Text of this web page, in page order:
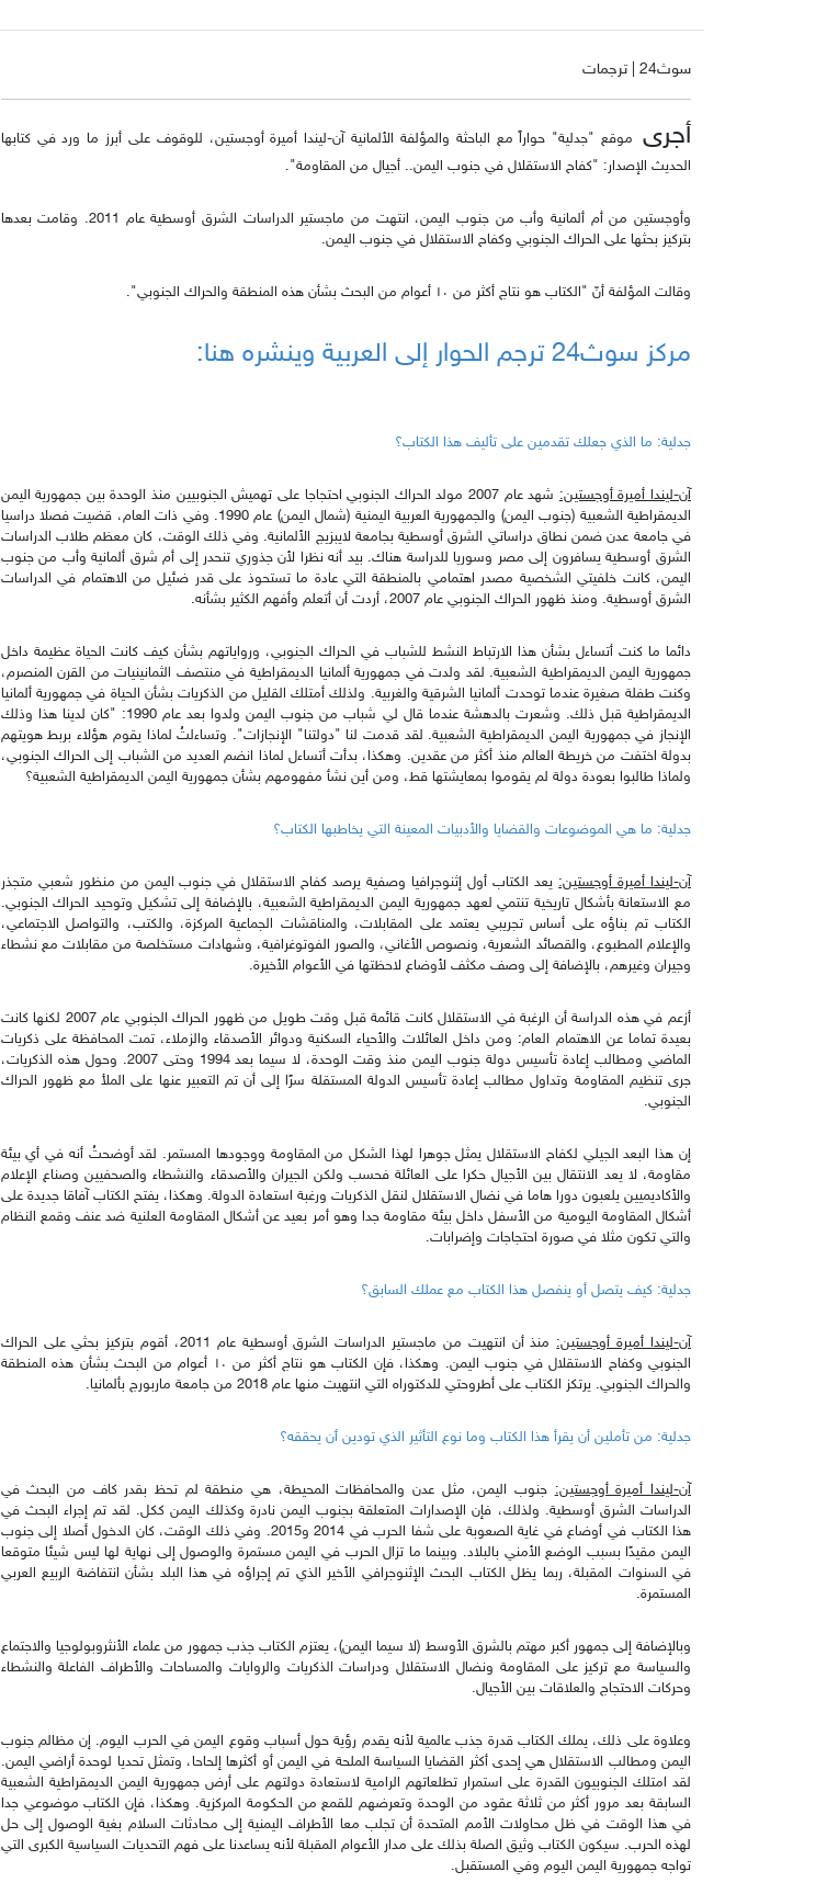
سوث24 | ترجمات
أجرى
موقع "جدلية" حواراً مع الباحثة والمؤلفة الألمانية آن-ليندا أميرة أوجستين، للوقوف على أبرز ما ورد في كتابها
الحديث الإصدار: "كفاح الاستقلال في جنوب اليمن.. أجيال من المقاومة".
وأوجستين من أم ألمانية وأب من جنوب اليمن، انتهت من ماجستير الدراسات الشرق أوسطية عام 2011. وقامت بعدها
بتركيز بحثها على الحراك الجنوبي وكفاح الاستقلال في جنوب اليمن.
وقالت المؤلفة أنّ "الكتاب هو نتاج أكثر من ١٠ أعوام من البحث بشأن هذه المنطقة والحراك الجنوبي".
مركز سوث24 ترجم الحوار إلى العربية وينشره هنا:
جدلية: ما الذي جعلك تقدمين على تأليف هذا الكتاب؟
آن-ليندا أميرة أوجستين:
شهد عام 2007 مولد الحراك الجنوبي احتجاجا على تهميش الجنوبيين منذ الوحدة بين جمهورية اليمن
الديمقراطية الشعبية (جنوب اليمن) والجمهورية العربية اليمنية (شمال اليمن) عام 1990. وفي ذات العام، قضيت فصلا دراسيا
في جامعة عدن ضمن نطاق دراساتي الشرق أوسطية بجامعة لايبزيج الألمانية. وفي ذلك الوقت، كان معظم طلاب الدراسات
الشرق أوسطية يسافرون إلى مصر وسوريا للدراسة هناك. بيد أنه نظرا لأن جذوري تنحدر إلى أم شرق ألمانية وأب من جنوب
اليمن، كانت خلفيتي الشخصية مصدر اهتمامي بالمنطقة التي عادة ما تستحوذ على قدر ضئيل من الاهتمام في الدراسات
الشرق أوسطية. ومنذ ظهور الحراك الجنوبي عام 2007، أردت أن أتعلم وأفهم الكثير بشأنه.
دائما ما كنت أتساءل بشأن هذا الارتباط النشط للشباب في الحراك الجنوبي، ورواياتهم بشأن كيف كانت الحياة عظيمة داخل
جمهورية اليمن الديمقراطية الشعبية. لقد ولدت في جمهورية ألمانيا الديمقراطية في منتصف الثمانينيات من القرن المنصرم،
وكنت طفلة صغيرة عندما توحدت ألمانيا الشرقية والغربية. ولذلك أمتلك القليل من الذكريات بشأن الحياة في جمهورية ألمانيا
الديمقراطية قبل ذلك. وشعرت بالدهشة عندما قال لي شباب من جنوب اليمن ولدوا بعد عام 1990: "كان لدينا هذا وذلك
الإنجاز في جمهورية اليمن الديمقراطية الشعبية. لقد قدمت لنا "دولتنا" الإنجازات". وتساءلتُ لماذا يقوم هؤلاء بربط هويتهم
بدولة اختفت من خريطة العالم منذ أكثر من عقدين. وهكذا، بدأت أتساءل لماذا انضم العديد من الشباب إلى الحراك الجنوبي،
ولماذا طالبوا بعودة دولة لم يقوموا بمعايشتها قط، ومن أين نشأ مفهومهم بشأن جمهورية اليمن الديمقراطية الشعبية؟
جدلية: ما هي الموضوعات والقضايا والأدبيات المعينة التي يخاطبها الكتاب؟
آن-ليندا أميرة أوجستين: يعد الكتاب أول إثنوجرافيا وصفية يرصد كفاح الاستقلال في جنوب اليمن من منظور شعبي متجذر
مع الاستعانة بأشكال تاريخية تنتمي لعهد جمهورية اليمن الديمقراطية الشعبية، بالإضافة إلى تشكيل وتوحيد الحراك الجنوبي.
الكتاب تم بناؤه على أساس تجريبي يعتمد على المقابلات، والمناقشات الجماعية المركزة، والكتب، والتواصل الاجتماعي،
والإعلام المطبوع، والقصائد الشعرية، ونصوص الأغاني، والصور الفوتوغرافية، وشهادات مستخلصة من مقابلات مع نشطاء
وجيران وغيرهم، بالإضافة إلى وصف مكثف لأوضاع لاحظتها في الأعوام الأخيرة.
أزعم في هذه الدراسة أن الرغبة في الاستقلال كانت قائمة قبل وقت طويل من ظهور الحراك الجنوبي عام 2007 لكنها كانت
بعيدة تماما عن الاهتمام العام: ومن داخل العائلات والأحياء السكنية ودوائر الأصدقاء والزملاء، تمت المحافظة على ذكريات
الماضي ومطالب إعادة تأسيس دولة جنوب اليمن منذ وقت الوحدة، لا سيما بعد 1994 وحتى 2007. وحول هذه الذكريات،
جرى تنظيم المقاومة وتداول مطالب إعادة تأسيس الدولة المستقلة سرًا إلى أن تم التعبير عنها على الملأ مع ظهور الحراك
الجنوبي.
إن هذا البعد الجيلي لكفاح الاستقلال يمثل جوهرا لهذا الشكل من المقاومة ووجودها المستمر. لقد أوضحتُ أنه في أي بيئة
مقاومة، لا يعد الانتقال بين الأجيال حكرا على العائلة فحسب ولكن الجيران والأصدقاء والنشطاء والصحفيين وصناع الإعلام
والأكاديميين يلعبون دورا هاما في نضال الاستقلال لنقل الذكريات ورغبة استعادة الدولة. وهكذا، يفتح الكتاب آفاقا جديدة على
أشكال المقاومة اليومية من الأسفل داخل بيئة مقاومة جدا وهو أمر بعيد عن أشكال المقاومة العلنية ضد عنف وقمع النظام
والتي تكون مثلا في صورة احتجاجات وإضرابات.
جدلية: كيف يتصل أو ينفصل هذا الكتاب مع عملك السابق؟
آن-ليندا أميرة أوجستين:
منذ أن انتهيت من ماجستير الدراسات الشرق أوسطية عام 2011، أقوم بتركيز بحثي على الحراك
الجنوبي وكفاح الاستقلال في جنوب اليمن. وهكذا، فإن الكتاب هو نتاج أكثر من ١٠ أعوام من البحث بشأن هذه المنطقة
والحراك الجنوبي. يرتكز الكتاب على أطروحتي للدكتوراه التي انتهيت منها عام 2018 من جامعة ماربورج بألمانيا.
جدلية: من تأملين أن يقرأ هذا الكتاب وما نوع التأثير الذي تودين أن يحققه؟
آن-ليندا أميرة أوجستين: جنوب اليمن، مثل عدن والمحافظات المحيطة، هي منطقة لم تحظ بقدر كاف من البحث في
الدراسات الشرق أوسطية. ولذلك، فإن الإصدارات المتعلقة بجنوب اليمن نادرة وكذلك اليمن ككل. لقد تم إجراء البحث في
هذا الكتاب في أوضاع في غاية الصعوبة على شفا الحرب في 2014 و2015. وفي ذلك الوقت، كان الدخول أصلا إلى جنوب
اليمن مقيدًا بسبب الوضع الأمني بالبلاد. وبينما ما تزال الحرب في اليمن مستمرة والوصول إلى نهاية لها ليس شيئا متوقعا
في السنوات المقبلة، ربما يظل الكتاب البحث الإثنوجرافي الأخير الذي تم إجراؤه في هذا البلد بشأن انتفاضة الربيع العربي
المستمرة.
وبالإضافة إلى جمهور أكبر مهتم بالشرق الأوسط (لا سيما اليمن)، يعتزم الكتاب جذب جمهور من علماء الأنثروبولوجيا والاجتماع
والسياسة مع تركيز على المقاومة ونضال الاستقلال ودراسات الذكريات والروايات والمساحات والأطراف الفاعلة والنشطاء
وحركات الاحتجاج والعلاقات بين الأجيال.
وعلاوة على ذلك، يملك الكتاب قدرة جذب عالمية لأنه يقدم رؤية حول أسباب وقوع اليمن في الحرب اليوم. إن مظالم جنوب
اليمن ومطالب الاستقلال هي إحدى أكثر القضايا السياسة الملحة في اليمن أو أكثرها إلحاحا، وتمثل تحديا لوحدة أراضي اليمن.
لقد امتلك الجنوبيون القدرة على استمرار تطلعاتهم الرامية لاستعادة دولتهم على أرض جمهورية اليمن الديمقراطية الشعبية
السابقة بعد مرور أكثر من ثلاثة عقود من الوحدة وتعرضهم للقمع من الحكومة المركزية. وهكذا، فإن الكتاب موضوعي جدا
في هذا الوقت في ظل محاولات الأمم المتحدة أن تجلب معا الأطراف اليمنية إلى محادثات السلام بغية الوصول إلى حل
لهذه الحرب. سيكون الكتاب وثيق الصلة بذلك على مدار الأعوام المقبلة لأنه يساعدنا على فهم التحديات السياسية الكبرى التي
تواجه جمهورية اليمن اليوم وفي المستقبل.